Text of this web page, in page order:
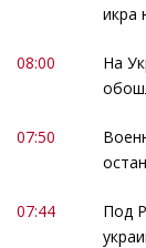
икра
08:00
На
07:50
07:44
Под